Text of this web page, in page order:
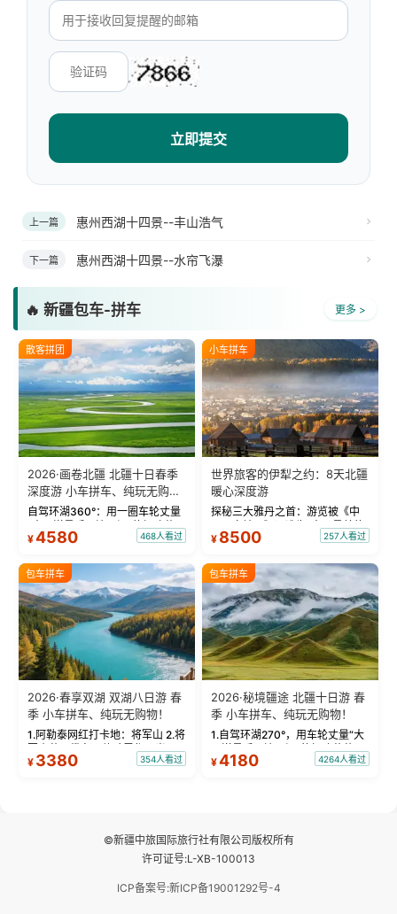
立即提交
上一篇 惠州西湖十四景--丰山浩气
下一篇 惠州西湖十四景--水帘飞瀑
🔥 新疆包车-拼车 更多 >
散客拼团
2026·画卷北疆 北疆十日春季
深度游 小车拼车、纯玩无购
物！
自驾环湖360°：用一圈车轮丈量
“大西洋最后一滴眼泪”的极致蔚
蓝。 赛湖旅拍：甄选多款风格服
绝美瞬间。 赛湖坦克300跟车视
频：专业摄影师...
¥4580 468人看过
小车拼车
世界旅客的伊犁之约：8天北疆
暖心深度游
探秘三大雅丹之首：游览被《中
国国家地理》评选为“中国最美的
三大雅丹”第一名的克拉玛依魔鬼
瓦人最大村落——禾木村，欣赏
晨雾与小木...
¥ 8500 257人看过
包车拼车
2026·春享双湖 双湖八日游 春
季 小车拼车、纯玩无购物！
1.阿勒泰网红打卡地：将军山 2.将
军山落日缆车，体验雪都风光 3.
将军山，夕阳派对，蹦迪party 4.
¥ 3380 354人看过
包车拼车
2026·秘境疆途 北疆十日游 春
季 小车拼车、纯玩无购物！
1.自驾环湖270°，用车轮丈量“大
西洋最后一滴眼泪”的极致蔚蓝，
让雪山、花海与深邃湖水在转弯
¥4180 4264人看过
©新疆中旅国际旅行社有限公司版权所有
许可证号:L-XB-100013
ICP备案号:新ICP备19001292号-4